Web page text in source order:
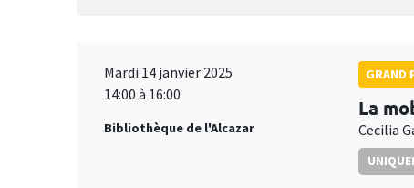
Mardi 14 janvier 2025
14:00 à 16:00
Bibliothèque de l'Alcazar
GRAND
La
Cecilia